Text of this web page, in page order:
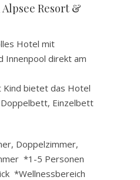
Resort &
Hotel mit
Innenpool direkt am
Kind bietet das Hotel
Einzelbett
Doppelzimmer,
*1-5 Personen
*Wellnessbereich